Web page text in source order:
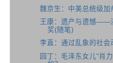
魏京生：中美总统级加
王康：遗产与遗憾――
奖(随笔)
李直：通过乱象的社会
园丁：毛泽东女儿“肖